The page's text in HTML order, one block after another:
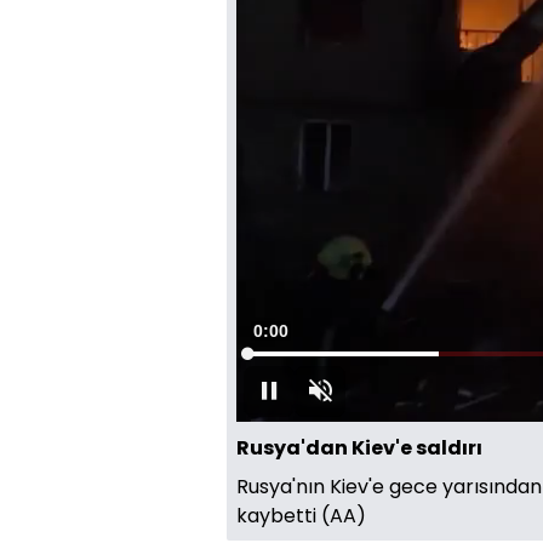
Oynat Sesi
Süre
0:00
Yüklendi:
Rusya'dan Kiev'e saldırı
Rusya'nın Kiev'e gece
kaybetti (AA)